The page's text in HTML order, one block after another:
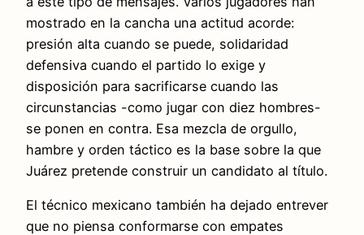
mostrado en la cancha una actitud acorde:
presión alta cuando se puede, solidaridad
defensiva cuando el partido lo exige y
disposición para sacrificarse cuando las
circunstancias -como jugar con diez hombres-
se ponen en contra. Esa mezcla de orgullo,
hambre y orden táctico es la base sobre la que
Juárez pretende construir un candidato al título.
El técnico mexicano también ha dejado entrever
que no piensa conformarse con empates